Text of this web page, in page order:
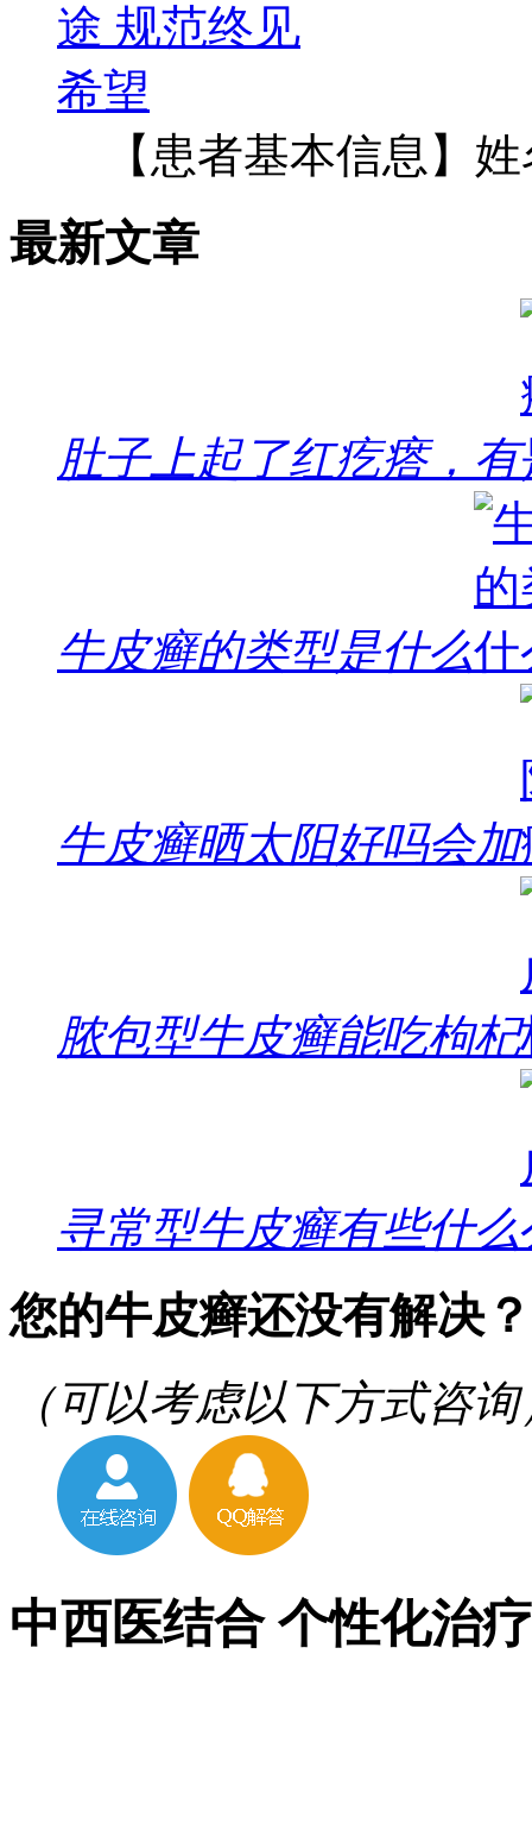
【患者基本信息】
最新文章
肚子上起了红疙瘩，有
牛皮癣的类型是什么
牛皮癣晒太阳好吗会加
脓包型牛皮癣能吃枸杞
寻常型牛皮癣有些什么
您的牛皮癣还没有解决？
（可以考虑以下方式咨询
中西医结合 个性化治